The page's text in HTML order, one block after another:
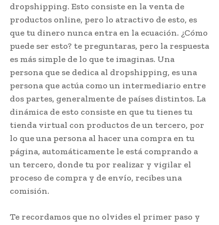
dropshipping. Esto consiste en la venta de
productos online, pero lo atractivo de esto, es
que tu dinero nunca entra en la ecuación. ¿Cómo
puede ser esto? te preguntaras, pero la respuesta
es más simple de lo que te imaginas. Una
persona que se dedica al dropshipping, es una
persona que actúa como un intermediario entre
dos partes, generalmente de países distintos. La
dinámica de esto consiste en que tu tienes tu
tienda virtual con productos de un tercero, por
lo que una persona al hacer una compra en tu
página, automáticamente le está comprando a
un tercero, donde tu por realizar y vigilar el
proceso de compra y de envío, recibes una
comisión.
Te recordamos que no olvides el primer paso y